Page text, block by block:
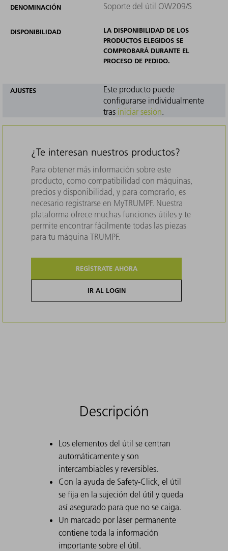
DENOMINACIÓN Soporte del útil OW209/S
DISPONIBILIDAD
LA DISPONIBILIDAD DE LOS
PRODUCTOS ELEGIDOS SE
COMPROBARÁ DURANTE EL
PROCESO DE PEDIDO.
AJUSTES
Este producto puede
configurarse individualmente
tras iniciar sesión.
¿Te interesan nuestros productos?
Para obtener más información sobre este
producto, como compatibilidad con máquinas,
precios y disponibilidad, y para comprarlo, es
necesario registrarse en MyTRUMPF. Nuestra
plataforma ofrece muchas funciones útiles y te
permite encontrar fácilmente todas las piezas
para tu máquina TRUMPF.
REGÍSTRATE AHORA
IR AL LOGIN
Descripción
Los elementos del útil se centran
automáticamente y son
intercambiables y reversibles.
Con la ayuda de Safety-Click, el útil
se fija en la sujeción del útil y queda
así asegurado para que no se caiga.
Un marcado por láser permanente
contiene toda la información
importante sobre el útil.